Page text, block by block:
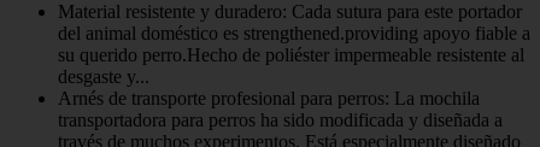
Material resistente y duradero: Cada sutura para este portador
del animal doméstico es strengthened.providing apoyo fiable a
su querido perro.Hecho de poliéster impermeable resistente al
desgaste y...
Arnés de transporte profesional para perros: La mochila
transportadora para perros ha sido modificada y diseñada a
través de muchos experimentos. Está especialmente diseñado